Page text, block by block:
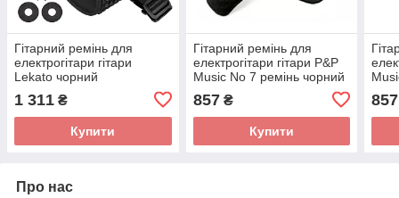
Гітарний ремінь для
електрогітари гітари
Lekato чорний
1 311 ₴
Купити
Гітарний ремінь для
електрогітари гітари P&P
Music No 7 ремінь чорний
857₴
Купити
857
Про нас